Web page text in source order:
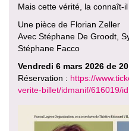
Mais cette vérité, la connaît-
Une pièce de Florian Zeller
Avec Stéphane De Groodt,
Stéphane Facco
Vendredi 6 mars 2026 de
Réservation : https://
verite-billet/idmanif/616019/